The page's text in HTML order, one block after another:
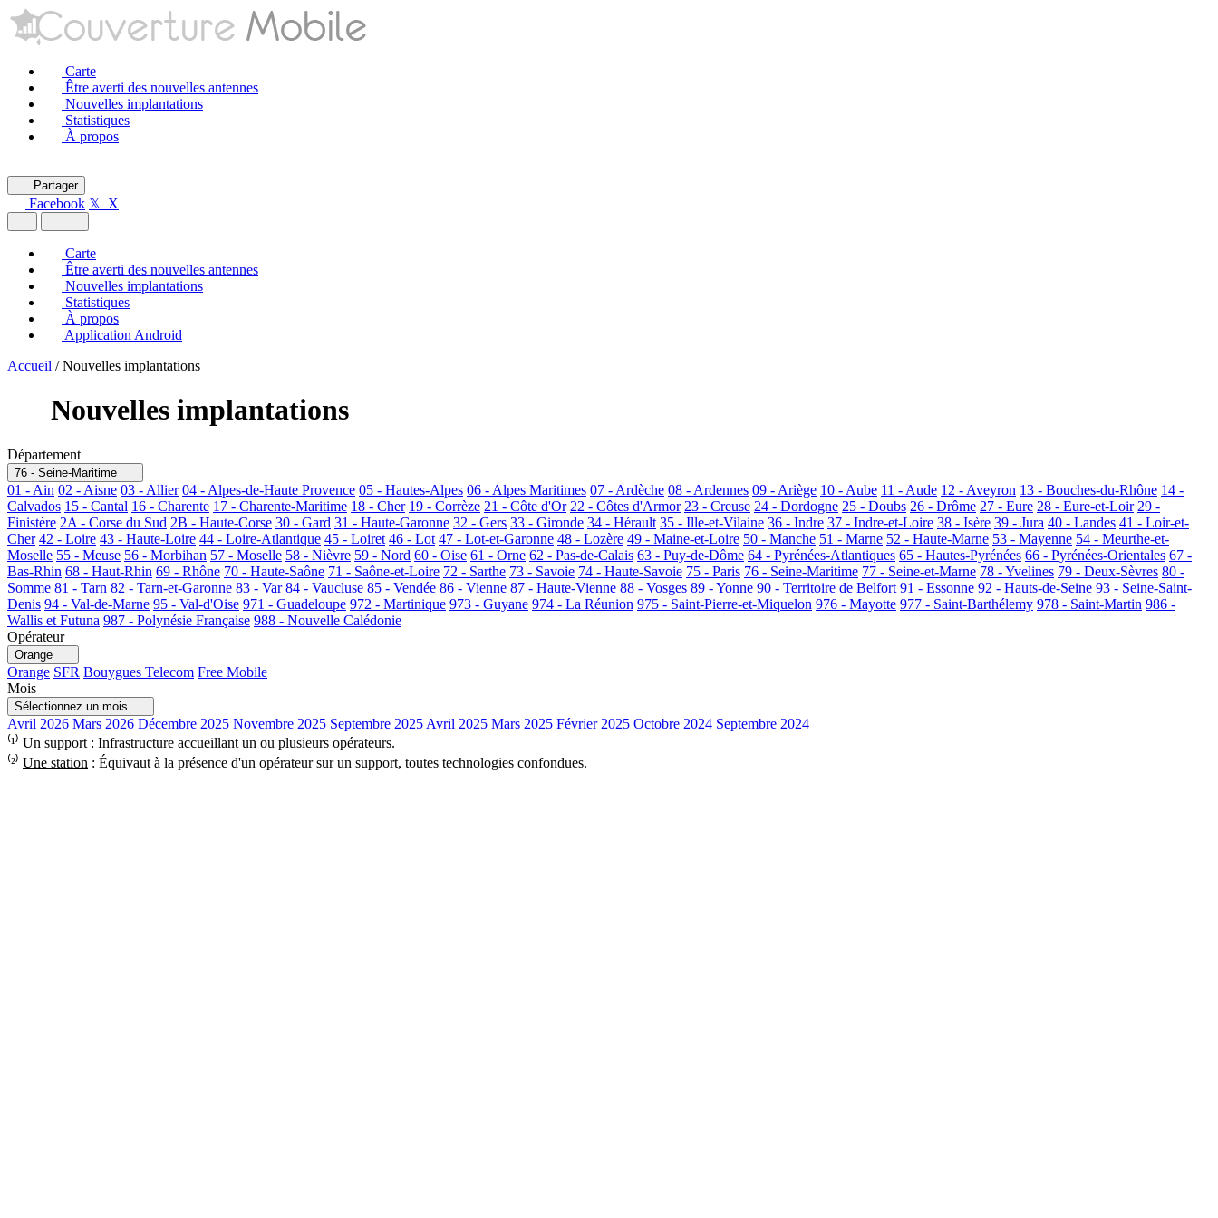
Carte
Être averti des nouvelles antennes
Nouvelles implantations
Statistiques
À propos
Partager
Facebook 𝕏 X
Carte
Être averti des nouvelles antennes
Nouvelles implantations
Statistiques
À propos
Application Android
Accueil / Nouvelles implantations
Nouvelles implantations
Département
76 - Seine-Maritime
01 - Ain 02 - Aisne 03 - Allier 04 - Alpes-de-Haute Provence 05 - Hautes-Alpes 06 - Alpes Maritimes 07 - Ardèche 08 - Ardennes 09 - Ariège 10 - Aube 11 - Aude 12 - Aveyron 13 - Bouches-du-Rhône 14 -
Calvados 15 - Cantal 16 - Charente 17 - Charente-Maritime 18 - Cher 19 - Corrèze 21 - Côte d'Or 22 - Côtes d'Armor 23 - Creuse 24 - Dordogne 25 - Doubs 26 - Drôme 27 - Eure 28 - Eure-et-Loir 29 -
Finistère 2A - Corse du Sud 2B - Haute-Corse 30 - Gard 31 - Haute-Garonne 32 - Gers 33 - Gironde 34 - Hérault 35 - Ille-et-Vilaine 36 - Indre 37 - Indre-et-Loire 38 - Isère 39 - Jura 40 - Landes 41 - Loir-et-
Cher 42 - Loire 43 - Haute-Loire 44 - Loire-Atlantique 45 - Loiret 46 - Lot 47 - Lot-et-Garonne 48 - Lozère 49 - Maine-et-Loire 50 - Manche 51 - Marne 52 - Haute-Marne 53 - Mayenne 54 - Meurthe-et-
Moselle 55 - Meuse 56 - Morbihan 57 - Moselle 58 - Nièvre 59 - Nord 60 - Oise 61 - Orne 62 - Pas-de-Calais 63 - Puy-de-Dôme 64 - Pyrénées-Atlantiques 65 - Hautes-Pyrénées 66 - Pyrénées-Orientales 67 -
Bas-Rhin 68 - Haut-Rhin 69 - Rhône 70 - Haute-Saône 71 - Saône-et-Loire 72 - Sarthe 73 - Savoie 74 - Haute-Savoie 75 - Paris 76 - Seine-Maritime 77 - Seine-et-Marne 78 - Yvelines 79 - Deux-Sèvres 80 -
Somme 81 - Tarn 82 - Tarn-et-Garonne 83 - Var 84 - Vaucluse 85 - Vendée 86 - Vienne 87 - Haute-Vienne 88 - Vosges 89 - Yonne 90 - Territoire de Belfort 91 - Essonne 92 - Hauts-de-Seine 93 - Seine-Saint-
Denis 94 - Val-de-Marne 95 - Val-d'Oise 971 - Guadeloupe 972 - Martinique 973 - Guyane 974 - La Réunion 975 - Saint-Pierre-et-Miquelon 976 - Mayotte 977 - Saint-Barthélemy 978 - Saint-Martin 986 -
Wallis et Futuna 987 - Polynésie Française 988 - Nouvelle Calédonie
Opérateur
Orange
Orange SFR Bouygues Telecom Free Mobile
Mois
Sélectionnez un mois
Avril 2026 Mars 2026 Décembre 2025 Novembre 2025 Septembre 2025 Avril 2025 Mars 2025 Février 2025 Octobre 2024 Septembre 2024
⁽¹⁾ Un support : Infrastructure accueillant un ou plusieurs opérateurs.
⁽²⁾ Une station : Équivaut à la présence d'un opérateur sur un support, toutes technologies confondues.